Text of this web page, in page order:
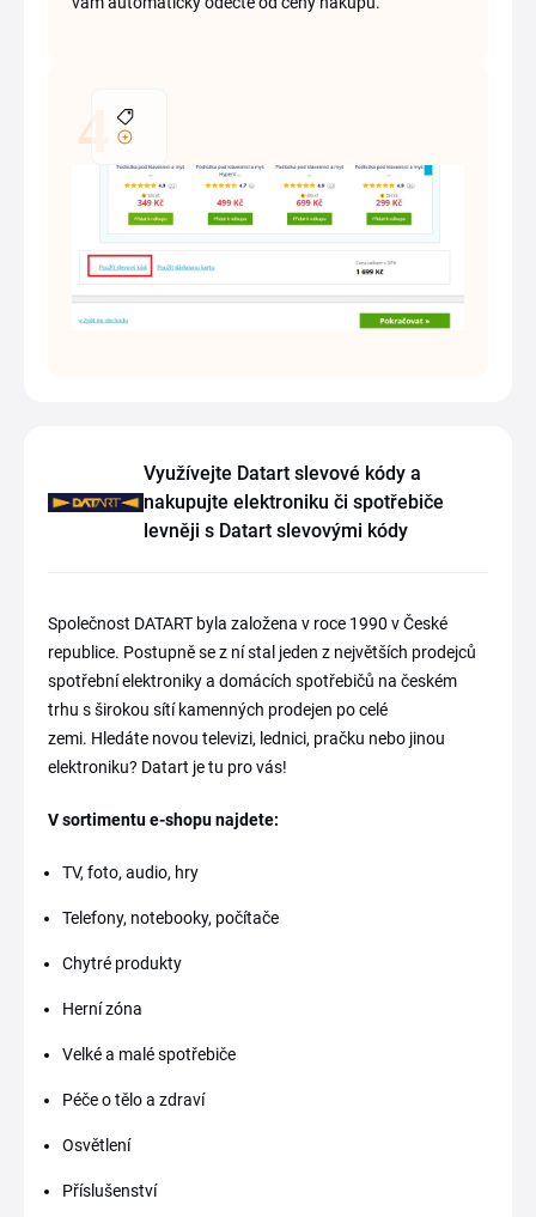
Využívejte Datart slevové kódy a
nakupujte elektroniku či spotřebiče
levněji s Datart slevovými kódy
Společnost DATART byla založena v roce 1990 v České
republice. Postupně se z ní stal jeden z největších prodejců
spotřební elektroniky a domácích spotřebičů na českém
trhu s širokou sítí kamenných prodejen po celé
zemi. Hledáte novou televizi, lednici, pračku nebo jinou
elektroniku? Datart je tu pro vás!
V sortimentu e-shopu najdete:
TV, foto, audio, hry
Telefony, notebooky, počítače
Chytré produkty
Herní zóna
Velké a malé spotřebiče
Péče o tělo a zdraví
Osvětlení
Příslušenství